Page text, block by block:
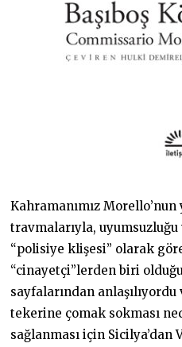
Kahramanımız Morello’nun
travmalarıyla,
“polisiye klişesi” olarak
“cinayetçi”lerden biri
sayfalarından
tekerine çomak sokması
sağlanması için Sicilya’dan